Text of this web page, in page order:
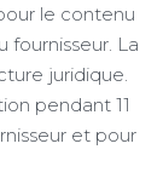
le contenu
fournisseur. La
juridique.
pendant 11
et pour